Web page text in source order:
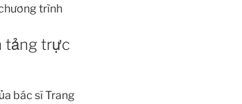
trình
tảng trực
bác sĩ Trang